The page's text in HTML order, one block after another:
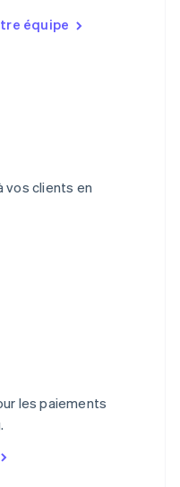
équipe
vos clients en
les paiements